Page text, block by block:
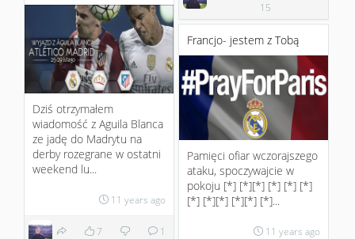
15
Dziś otrzymałem
wiadomość z Aguila Blanca
ze jadę do Madrytu na
derby rozegrane w ostatni
weekend lu...
11 years ago
7 1
Francjo- jestem z Tobą
Pamięci ofiar wczorajszego
ataku, spoczywajcie w
pokoju [*] [*][*] [*] [*] [*]
[*] [*][*] [*][*] [*]...
11 years ago